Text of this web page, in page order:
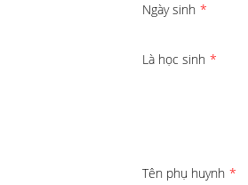
Ngày sinh *
Là học sinh *
Tên phụ huynh *